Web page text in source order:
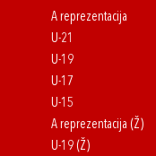
A reprezentacija
U-21
U-19
U-17
U-15
A reprezentacija (Ž)
U-19 (Ž)